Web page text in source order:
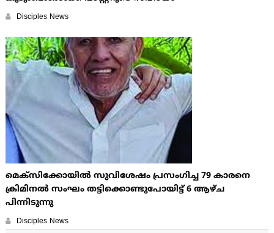
Disciples News
മെക്സിക്കോയില്‍ സുവിശേഷം പ്രസംഗിച്ച 79 കാരനെ
ക്രിമിനല്‍ സംഘം തട്ടിക്കൊണ്ടുപോയിട്ട് 6 ആഴ്ച
പിന്നിടുന്നു
Disciples News